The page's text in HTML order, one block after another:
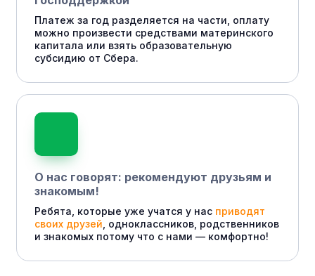
Платеж за год разделяется на части, оплату
можно произвести средствами материнского
капитала или взять образовательную
субсидию от Сбера.
О нас говорят: рекомендуют друзьям и
знакомым!
Ребята, которые уже учатся у нас приводят
своих друзей , одноклассников, родственников
и знакомых потому что с нами — комфортно!